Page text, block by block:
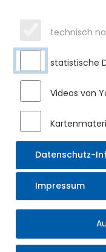
Gerhard Frey zwei
Ganztagesschule
übernimmt die
in der Betreuung
guten Start und viel
technisch
statistische
Videos von
Datenschutz-
Impressum